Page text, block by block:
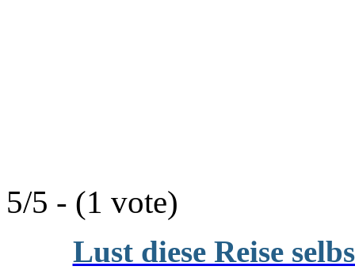
5/5 - (1 vote)
Lust diese Reise